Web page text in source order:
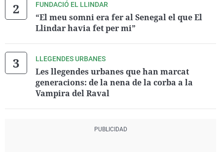
FUNDACIÓ EL LLINDAR
“El meu somni era fer al Senegal el que El
Llindar havia fet per mi”
LLEGENDES URBANES
Les llegendes urbanes que han marcat
generacions: de la nena de la corba a la
Vampira del Raval